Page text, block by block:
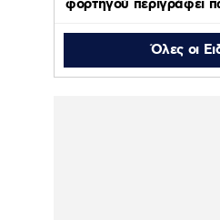
φορτηγού περιγράφει
Όλες οι